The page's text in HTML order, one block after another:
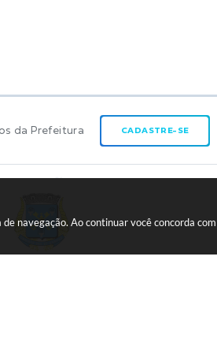
navegação. Ao continuar você concorda
da Prefeitura CADASTRE-SE